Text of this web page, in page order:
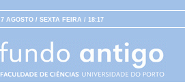
7 AGOSTO / SEXTA FEIRA / 18:17